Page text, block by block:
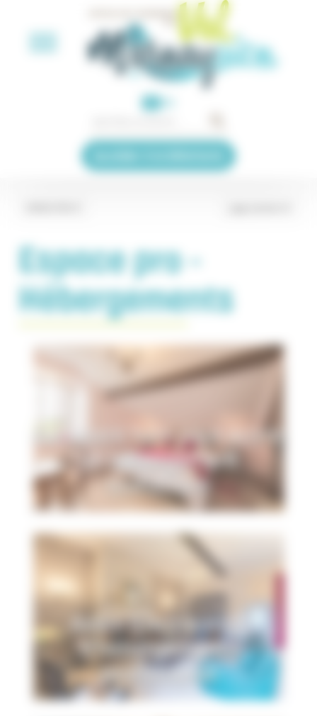
EN
Espace pro -
Hébergements
Comment faire pour ouvrir
un hébergement
touristique
Aides à la création
d'hébergements
touristiques